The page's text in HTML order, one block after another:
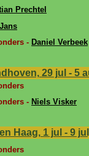
Prechtel
- Daniel Verbeek
29 jul - 5
- Niels Visker
Haag, 1 jul - 9